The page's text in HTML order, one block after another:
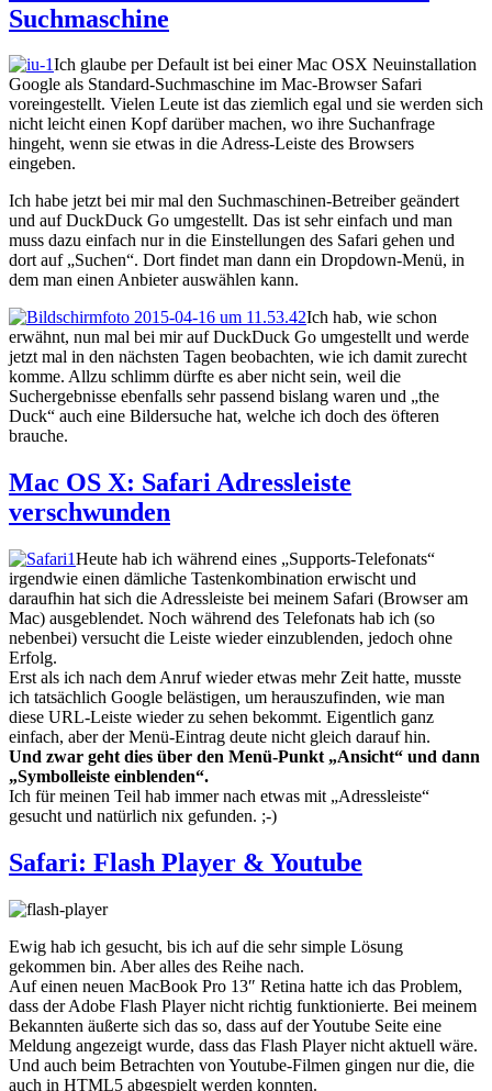
Suchmaschine
Ich glaube per Default ist bei einer Mac OSX Neuinstallation
Google als Standard-Suchmaschine im Mac-Browser Safari
voreingestellt. Vielen Leute ist das ziemlich egal und sie werden sich
nicht leicht einen Kopf darüber machen, wo ihre Suchanfrage
hingeht, wenn sie etwas in die Adress-Leiste des Browsers
eingeben.
Ich habe jetzt bei mir mal den Suchmaschinen-Betreiber geändert
und auf DuckDuck Go umgestellt. Das ist sehr einfach und man
muss dazu einfach nur in die Einstellungen des Safari gehen und
dort auf „Suchen“. Dort findet man dann ein Dropdown-Menü, in
dem man einen Anbieter auswählen kann.
Ich hab, wie schon
erwähnt, nun mal bei mir auf DuckDuck Go umgestellt und werde
jetzt mal in den nächsten Tagen beobachten, wie ich damit zurecht
komme. Allzu schlimm dürfte es aber nicht sein, weil die
Suchergebnisse ebenfalls sehr passend bislang waren und „the
Duck“ auch eine Bildersuche hat, welche ich doch des öfteren
brauche.
Mac OS X: Safari Adressleiste
verschwunden
Heute hab ich während eines „Supports-Telefonats“
irgendwie einen dämliche Tastenkombination erwischt und
daraufhin hat sich die Adressleiste bei meinem Safari (Browser am
Mac) ausgeblendet. Noch während des Telefonats hab ich (so
nebenbei) versucht die Leiste wieder einzublenden, jedoch ohne
Erfolg.
Erst als ich nach dem Anruf wieder etwas mehr Zeit hatte, musste
ich tatsächlich Google belästigen, um herauszufinden, wie man
diese URL-Leiste wieder zu sehen bekommt. Eigentlich ganz
einfach, aber der Menü-Eintrag deute nicht gleich darauf hin.
Und zwar geht dies über den Menü-Punkt „Ansicht“ und dann
„Symbolleiste einblenden“.
Ich für meinen Teil hab immer nach etwas mit „Adressleiste“
gesucht und natürlich nix gefunden. ;-)
Safari: Flash Player & Youtube
Ewig hab ich gesucht, bis ich auf die sehr simple Lösung
gekommen bin. Aber alles des Reihe nach.
Auf einen neuen MacBook Pro 13″ Retina hatte ich das Problem,
dass der Adobe Flash Player nicht richtig funktionierte. Bei meinem
Bekannten äußerte sich das so, dass auf der Youtube Seite eine
Meldung angezeigt wurde, dass das Flash Player nicht aktuell wäre.
Und auch beim Betrachten von Youtube-Filmen gingen nur die, die
auch in HTML5 abgespielt werden konnten.